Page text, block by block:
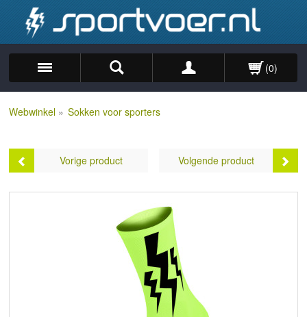
(0)
Webwinkel » Sokken voor sporters
Vorige product Volgende product